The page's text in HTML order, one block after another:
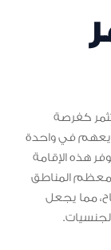
كفرصة
في واحدة
هذه الإقامة
معظم المناطق
مما يجعل